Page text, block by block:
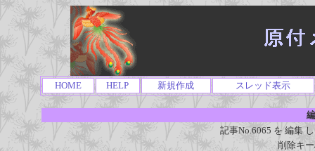
HOME HELP 新規作成 スレッド表示
記事No.6065 を 編集
削除キ